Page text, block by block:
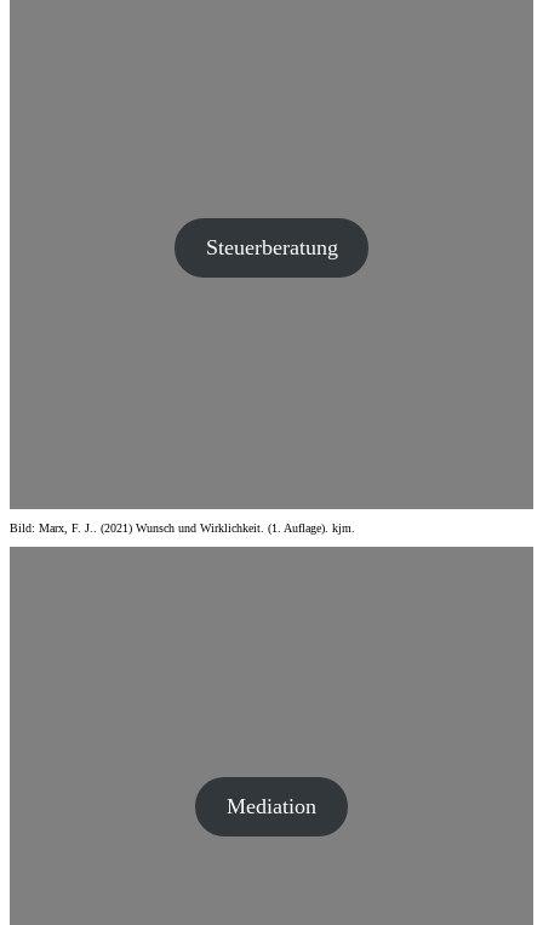
Steuerberatung
Bild: Marx, F. J.. (2021) Wunsch und Wirklichkeit. (1. Auflage). kjm.
Mediation